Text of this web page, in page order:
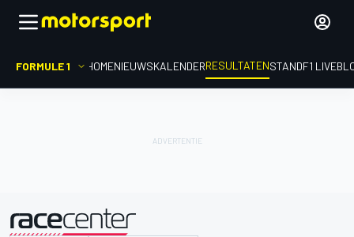
FORMULE 1 HOMENIEUWSKALENDERRESULTATENSTANDF1